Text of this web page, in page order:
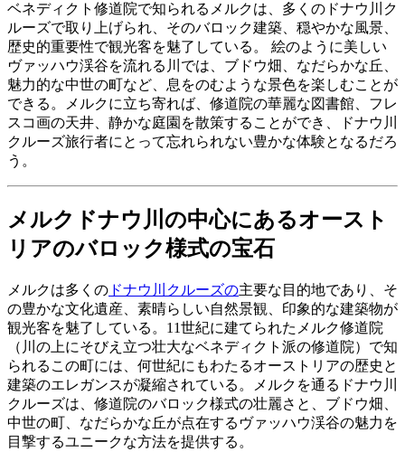
ベネディクト修道院で知られるメルクは、多くのドナウ川ク
ルーズで取り上げられ、そのバロック建築、穏やかな風景、
歴史的重要性で観光客を魅了している。 絵のように美しい
ヴァッハウ渓谷を流れる川では、ブドウ畑、なだらかな丘、
魅力的な中世の町など、息をのむような景色を楽しむことが
できる。メルクに立ち寄れば、修道院の華麗な図書館、フレ
スコ画の天井、静かな庭園を散策することができ、ドナウ川
クルーズ旅行者にとって忘れられない豊かな体験となるだろ
う。
メルクドナウ川の中心にあるオースト
リアのバロック様式の宝石
メルクは多くの ドナウ川クルーズの主要な目的地であり、そ
の豊かな文化遺産、素晴らしい自然景観、印象的な建築物が
観光客を魅了している。11世紀に建てられたメルク修道院
（川の上にそびえ立つ壮大なベネディクト派の修道院）で知
られるこの町には、何世紀にもわたるオーストリアの歴史と
建築のエレガンスが凝縮されている。メルクを通るドナウ川
クルーズは、修道院のバロック様式の壮麗さと、ブドウ畑、
中世の町、なだらかな丘が点在するヴァッハウ渓谷の魅力を
目撃するユニークな方法を提供する。